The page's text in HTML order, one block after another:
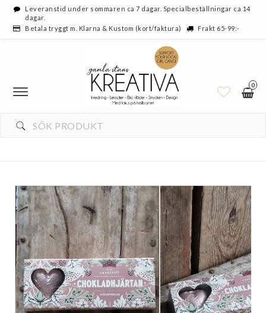
Leveranstid under sommaren ca 7 dagar. Specialbeställningar ca 14
dagar.
Betala tryggt m. Klarna & Kustom (kort/faktura)
Frakt 65-99:-
0